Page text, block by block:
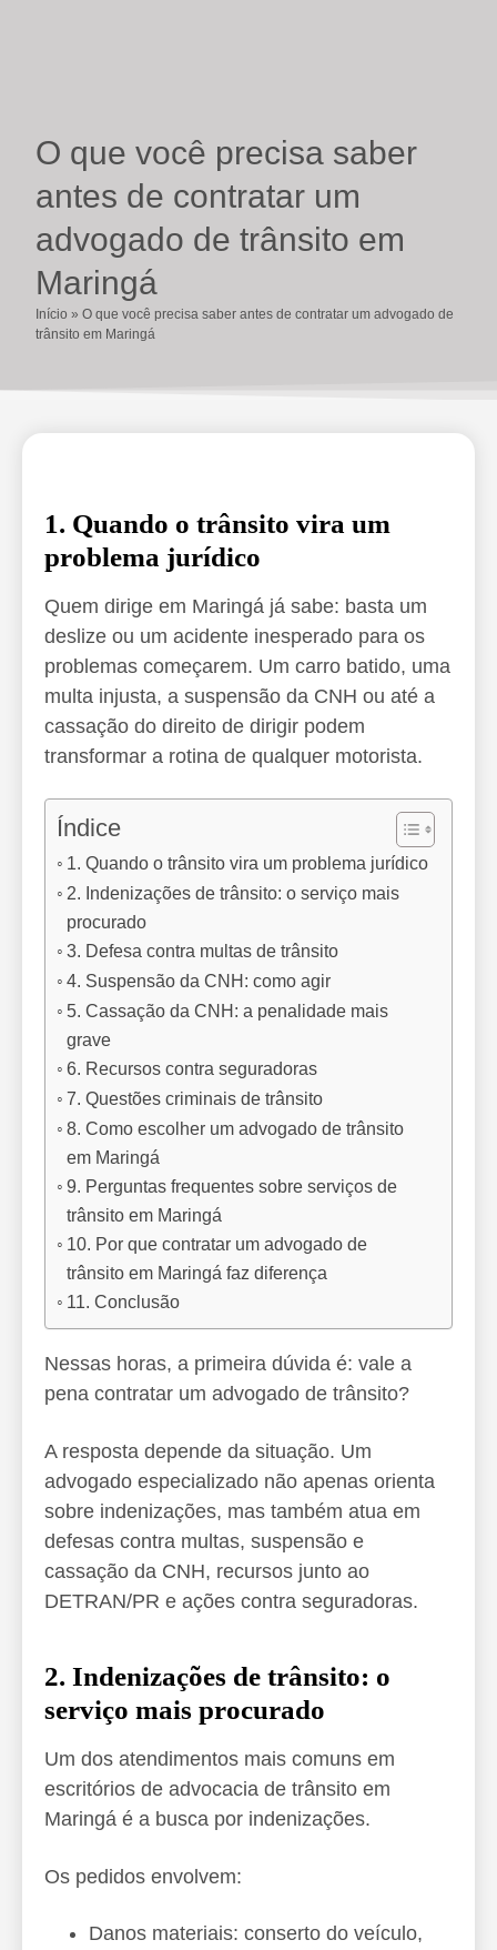
O que você precisa saber
antes de contratar um
advogado de trânsito em
Maringá
Início » O que você precisa saber antes de contratar um advogado de
trânsito em Maringá
1. Quando o trânsito vira um
problema jurídico
Quem dirige em Maringá já sabe: basta um
deslize ou um acidente inesperado para os
problemas começarem. Um carro batido, uma
multa injusta, a suspensão da CNH ou até a
cassação do direito de dirigir podem
transformar a rotina de qualquer motorista.
Índice
1. Quando o trânsito vira um problema jurídico
2. Indenizações de trânsito: o serviço mais
procurado
3. Defesa contra multas de trânsito
4. Suspensão da CNH: como agir
5. Cassação da CNH: a penalidade mais
grave
6. Recursos contra seguradoras
7. Questões criminais de trânsito
8. Como escolher um advogado de trânsito
em Maringá
9. Perguntas frequentes sobre serviços de
trânsito em Maringá
10. Por que contratar um advogado de
trânsito em Maringá faz diferença
11. Conclusão
Nessas horas, a primeira dúvida é: vale a
pena contratar um advogado de trânsito?
A resposta depende da situação. Um
advogado especializado não apenas orienta
sobre indenizações, mas também atua em
defesas contra multas, suspensão e
cassação da CNH, recursos junto ao
DETRAN/PR e ações contra seguradoras.
2. Indenizações de trânsito: o
serviço mais procurado
Um dos atendimentos mais comuns em
escritórios de advocacia de trânsito em
Maringá é a busca por indenizações.
Os pedidos envolvem:
Danos materiais: conserto do veículo,